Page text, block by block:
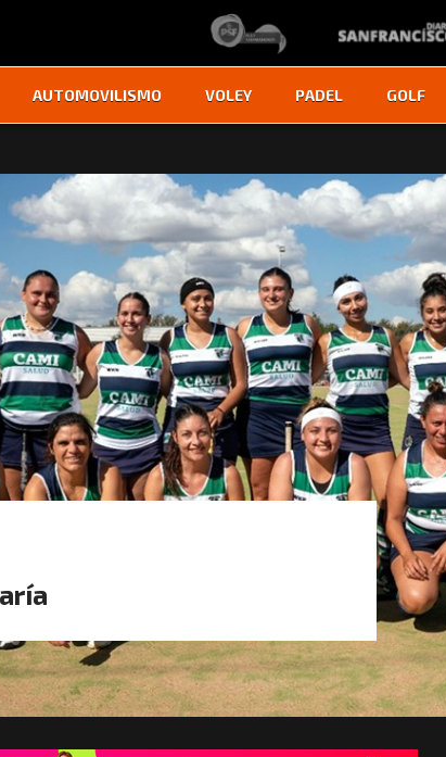
AUTOMOVILISMO VOLEY PADEL GOLF